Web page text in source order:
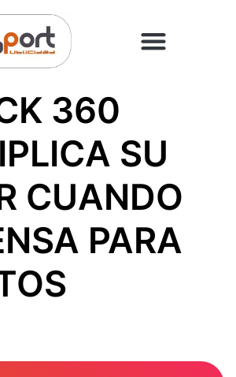
360
SU
CUANDO
PARA